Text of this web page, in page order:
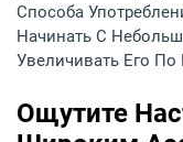
Способа
Начинать С
Увеличивать Его
Ощутите